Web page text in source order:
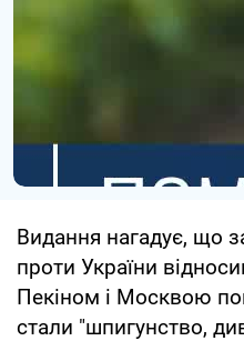
Видання нагадує, що
проти України
Пекіном і Москвою
стали "шпигунство,